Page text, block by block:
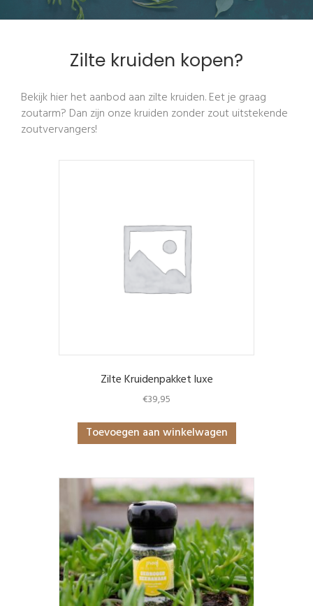
Zilte kruiden kopen?
Bekijk hier het aanbod aan zilte kruiden. Eet je graag
zoutarm? Dan zijn onze kruiden zonder zout uitstekende
zoutvervangers!
Zilte Kruidenpakket luxe
€39,95
Toevoegen aan winkelwagen